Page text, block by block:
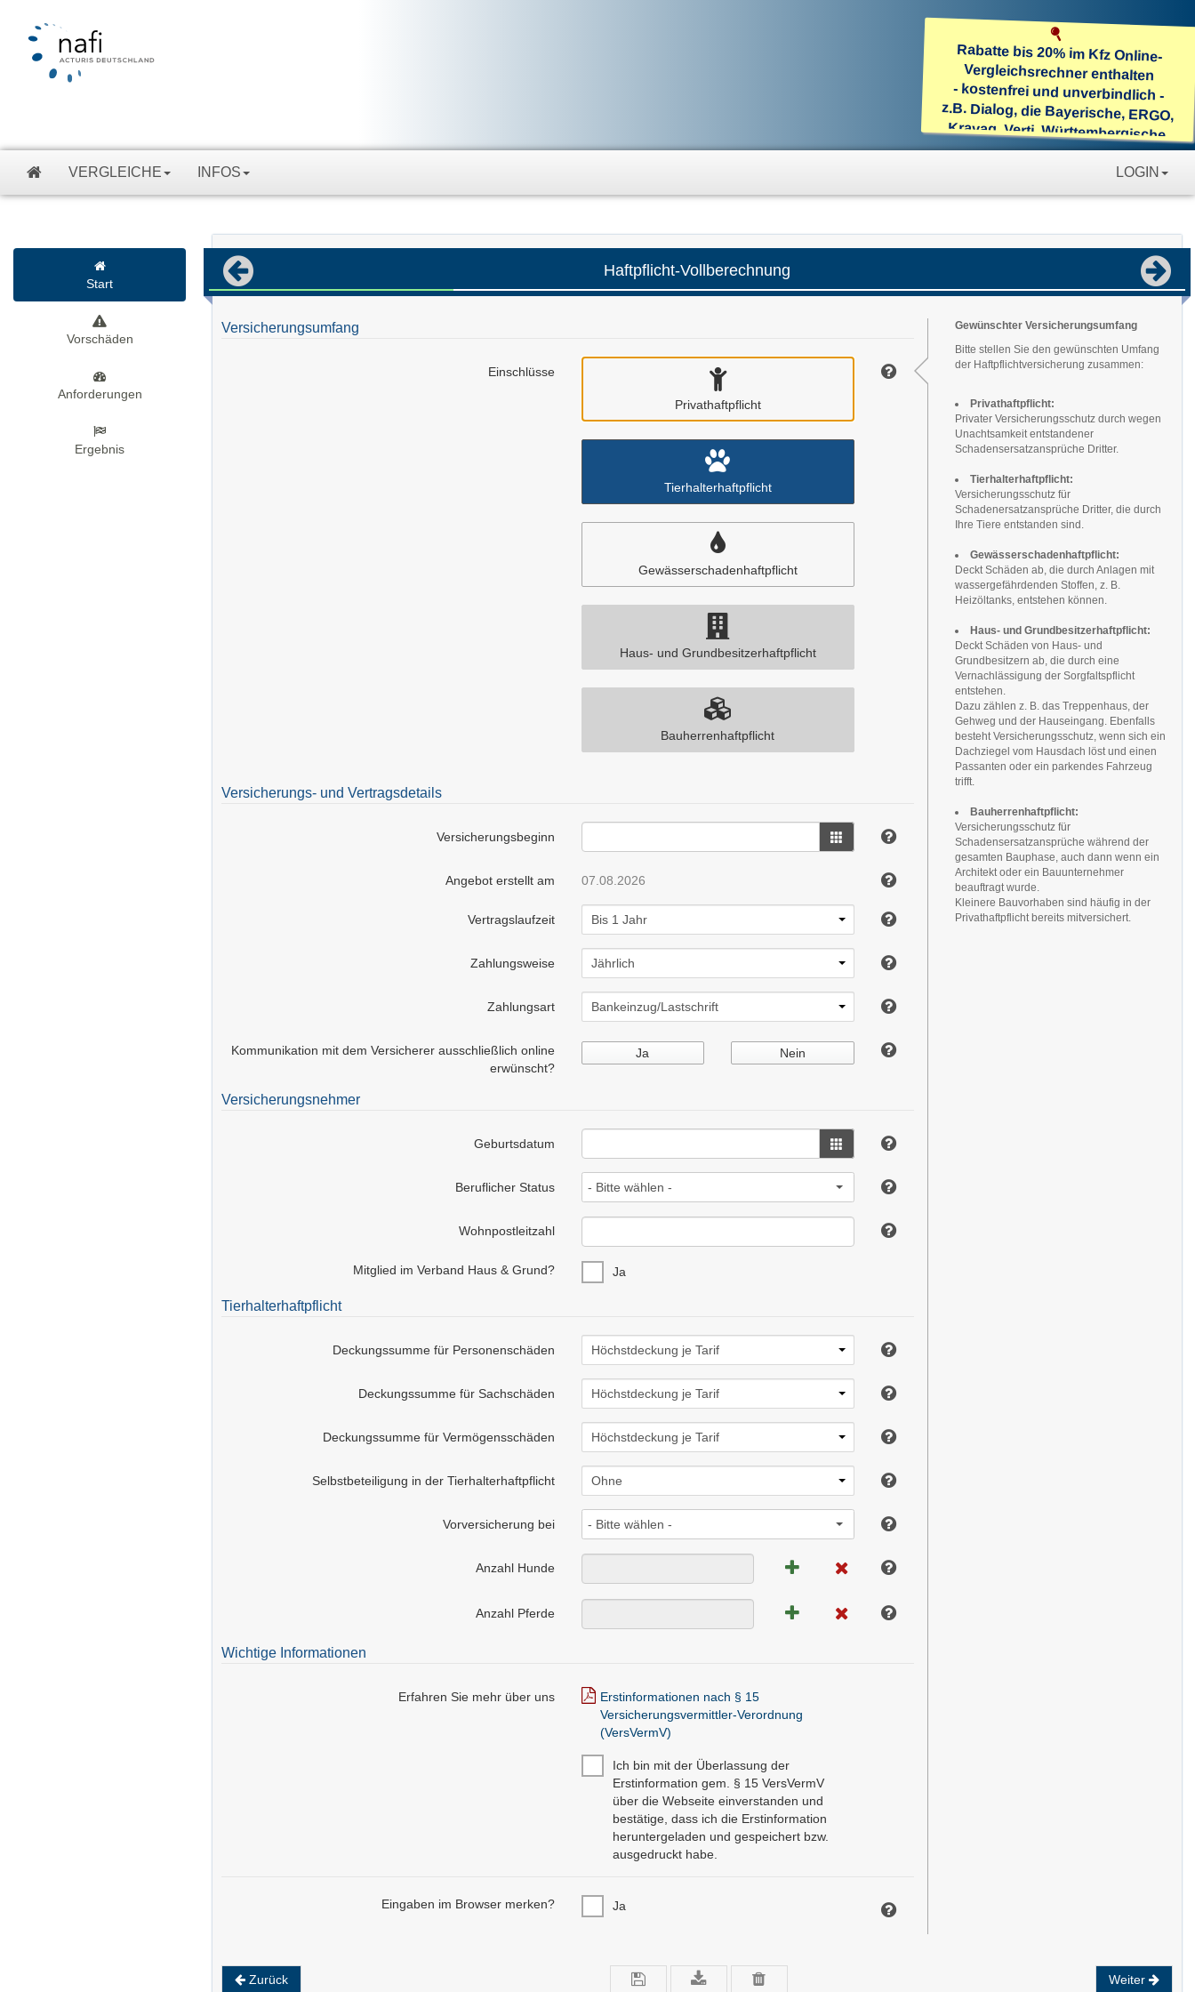
Rabatte bis 20% im Kfz Online-
Vergleichsrechner enthalten
- kostenfrei und unverbindlich -
z.B. Dialog, die Bayerische, ERGO,
Kravag, Verti, Württembergische
Kfz: Scan des Fahrzeugschein inkl.
Datenübernahme!
VERGLEICHE INFOS LOGIN
Start
Vorschäden
Anforderungen
Ergebnis
Haftpflicht-Vollberechnung
Versicherungsumfang
Einschlüsse
Privathaftpflicht
Tierhalterhaftpflicht
Gewässerschadenhaftpflicht
Haus- und Grundbesitzerhaftpflicht
Bauherrenhaftpflicht
Versicherungs- und Vertragsdetails
Versicherungsbeginn
Angebot erstellt am 07.08.2026
Vertragslaufzeit
Zahlungsweise
Zahlungsart
Kommunikation mit dem Versicherer ausschließlich online
erwünscht?
Ja Nein
Versicherungsnehmer
Geburtsdatum
Beruflicher Status - Bitte wählen -
Wohnpostleitzahl
Mitglied im Verband Haus & Grund? Ja
Tierhalterhaftpflicht
Deckungssumme für Personenschäden
Deckungssumme für Sachschäden
Deckungssumme für Vermögensschäden
Selbstbeteiligung in der Tierhalterhaftpflicht
Vorversicherung bei - Bitte wählen -
Anzahl Hunde
Anzahl Pferde
Wichtige Informationen
Erfahren Sie mehr über uns
Erstinformationen nach § 15
Versicherungsvermittler-Verordnung
(VersVermV)
Ich bin mit der Überlassung der
Erstinformation gem. § 15 VersVermV
über die Webseite einverstanden und
bestätige, dass ich die Erstinformation
heruntergeladen und gespeichert bzw.
ausgedruckt habe.
Eingaben im Browser merken? Ja
Gewünschter Versicherungsumfang
Bitte stellen Sie den gewünschten Umfang
der Haftpflichtversicherung zusammen:
Privathaftpflicht:
Privater Versicherungsschutz durch wegen
Unachtsamkeit entstandener
Schadensersatzansprüche Dritter.
Tierhalterhaftpflicht:
Versicherungsschutz für
Schadenersatzansprüche Dritter, die durch
Ihre Tiere entstanden sind.
Gewässerschadenhaftpflicht:
Deckt Schäden ab, die durch Anlagen mit
wassergefährdenden Stoffen, z. B.
Heizöltanks, entstehen können.
Haus- und Grundbesitzerhaftpflicht:
Deckt Schäden von Haus- und
Grundbesitzern ab, die durch eine
Vernachlässigung der Sorgfaltspflicht
entstehen.
Dazu zählen z. B. das Treppenhaus, der
Gehweg und der Hauseingang. Ebenfalls
besteht Versicherungsschutz, wenn sich ein
Dachziegel vom Hausdach löst und einen
Passanten oder ein parkendes Fahrzeug
trifft.
Bauherrenhaftpflicht:
Versicherungsschutz für
Schadensersatzansprüche während der
gesamten Bauphase, auch dann wenn ein
Architekt oder ein Bauunternehmer
beauftragt wurde.
Kleinere Bauvorhaben sind häufig in der
Privathaftpflicht bereits mitversichert.
Zurück Weiter